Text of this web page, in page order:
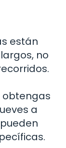
están
no
obtengas
a